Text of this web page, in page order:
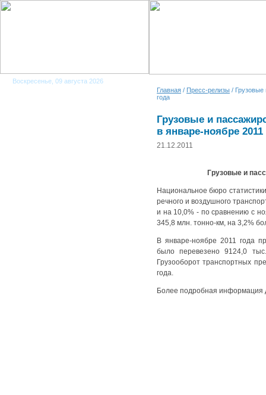
Воскресенье, 09 августа 2026
Главная / Пресс-релизы / Грузовые
года
Грузовые и
в январе-ноябре 2011
21.12.2011
Грузовые и
Национальное бюро
речного и воздушного
и на 10,0% - по сравнению с
345,8 млн. тонно-км, на 3,2%
В январе-ноябре 2011 года
было перевезено 9124,0
Грузооборот транспортных
года.
Более подробная информация